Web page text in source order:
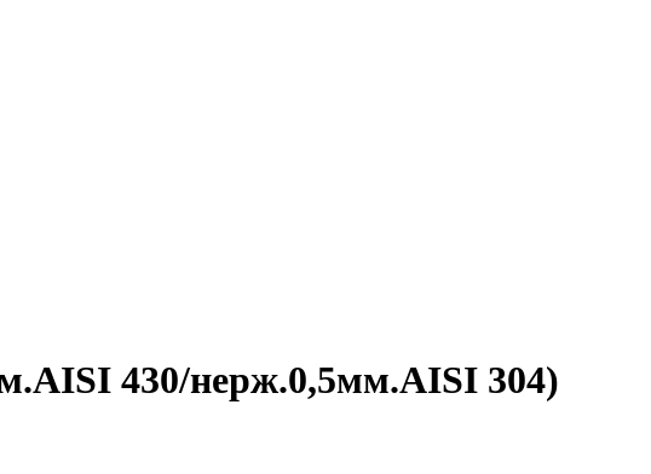
430/нерж.0,5мм.AISI 304)